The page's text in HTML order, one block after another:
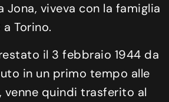
Jona, viveva con la famiglia
a Torino.
il 3 febbraio 1944 da
in un primo tempo alle
venne quindi trasferito al